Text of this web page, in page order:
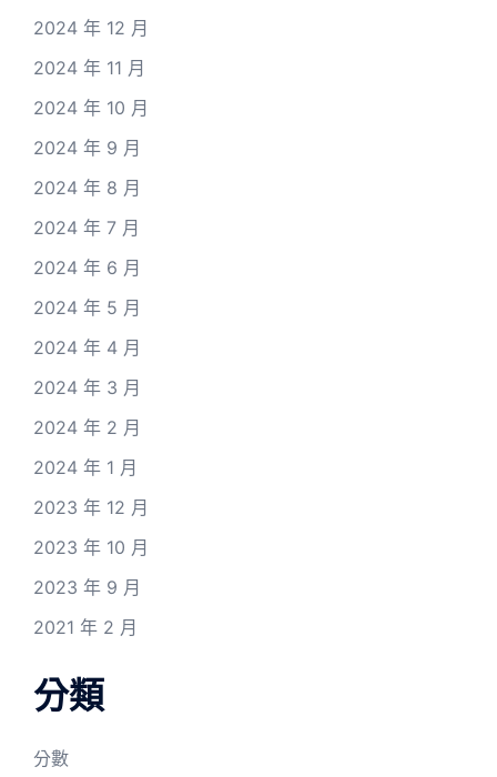
2024 年 12 月
2024 年 11 月
2024 年 10 月
2024 年 9 月
2024 年 8 月
2024 年 7 月
2024 年 6 月
2024 年 5 月
2024 年 4 月
2024 年 3 月
2024 年 2 月
2024 年 1 月
2023 年 12 月
2023 年 10 月
2023 年 9 月
2021 年 2 月
分類
分數